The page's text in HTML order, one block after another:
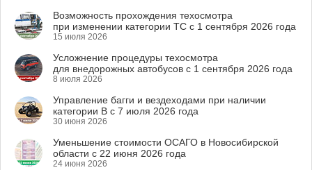
Возможность прохождения техосмотра
при изменении категории ТС с 1 сентября 2026 года
15 июля 2026
Усложнение процедуры техосмотра
для внедорожных автобусов с 1 сентября 2026 года
8 июля 2026
Управление багги и вездеходами при наличии
категории B с 7 июля 2026 года
30 июня 2026
Уменьшение стоимости ОСАГО в Новосибирской
области с 22 июня 2026 года
24 июня 2026